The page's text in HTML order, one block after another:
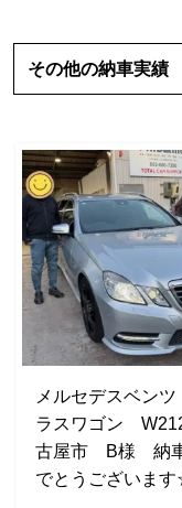
その他の納車実績
メルセデスベン
ラスワゴン
古屋市 B様 納
でとうございま